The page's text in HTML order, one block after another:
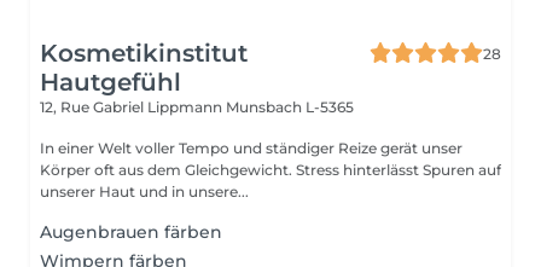
Kosmetikinstitut
Hautgefühl
28
12, Rue Gabriel Lippmann Munsbach L-5365
In einer Welt voller Tempo und ständiger Reize gerät unser
Körper oft aus dem Gleichgewicht. Stress hinterlässt Spuren auf
unserer Haut und in unsere...
Augenbrauen färben
Wimpern färben